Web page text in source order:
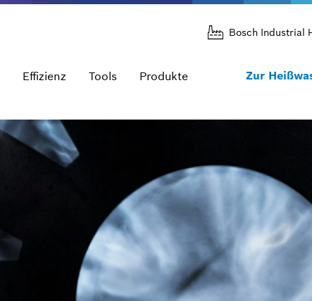
Bosch Industrial
Effizienz Tools Produkte Zur